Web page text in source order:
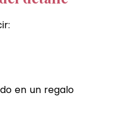
en un regalo